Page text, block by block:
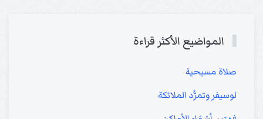
المواضيع الأكثر قراءة
صلاة مسيحية
لوسيفر وتمرُّد الملائكة